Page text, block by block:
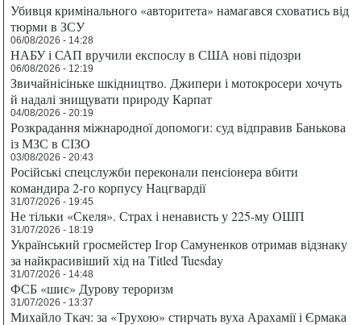
Убивця кримінального «авторитета» намагався сховатись від
тюрми в ЗСУ
06/08/2026 - 14:28
НАБУ і САП вручили експослу в США нові підозри
06/08/2026 - 12:19
Звичайнісіньке шкідництво. Джипери і мотокросери хочуть
й надалі знищувати природу Карпат
04/08/2026 - 20:19
Розкрадання міжнародної допомоги: суд відправив Банькова
із МЗС в СІЗО
03/08/2026 - 20:43
Російські спецслужби переконали пенсіонера вбити
командира 2-го корпусу Нацгвардії
31/07/2026 - 19:45
Не тільки «Скеля». Страх і ненависть у 225-му ОШП
31/07/2026 - 18:19
Український гросмейстер Ігор Самуненков отримав відзнаку
за найкрасивіший хід на Titled Tuesday
31/07/2026 - 14:48
ФСБ «шиє» Дурову тероризм
31/07/2026 - 13:37
Михайло Ткач: за «Трухою» стирчать вуха Арахамії і Єрмака